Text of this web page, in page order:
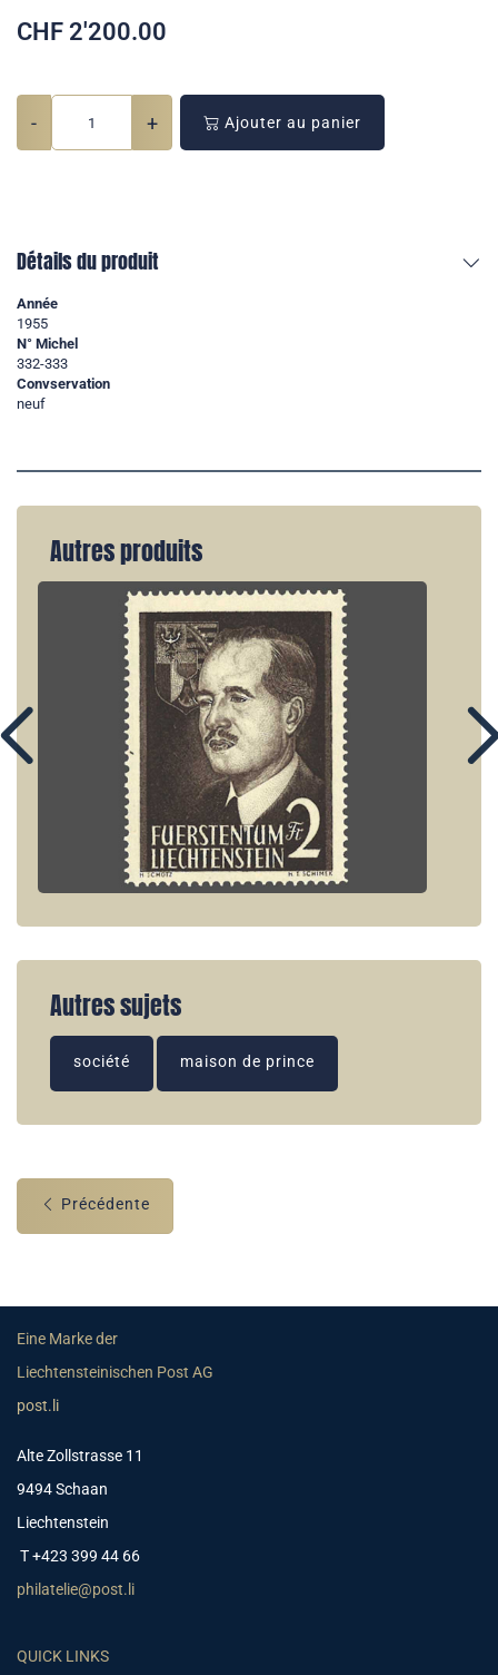
CHF 2'200.00
- + Ajouter au panier
Détails du produit
Année
1955
N° Michel
332-333
Convservation
neuf
Autres produits
Autres sujets
société maison de prince
Précédente
Eine Marke der
Liechtensteinischen Post AG
post.li
Alte Zollstrasse 11
9494 Schaan
Liechtenstein
T +423 399 44 66
philatelie@post.li
QUICK LINKS